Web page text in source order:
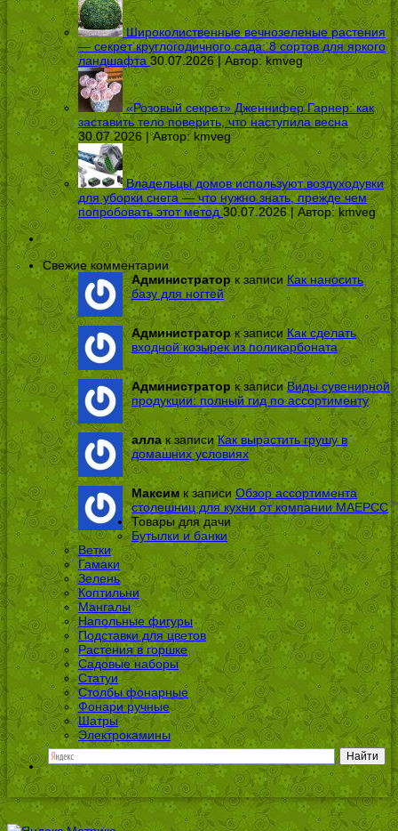
Широколиственные вечнозеленые растения
— секрет круглогодичного сада: 8 сортов для яркого
ландшафта 30.07.2026 | Автор:kmveg
«Розовый секрет» Дженнифер Гарнер: как
заставить тело поверить, что наступила весна
30.07.2026 | Автор: kmveg
Владельцы домов используют воздуходувки
для уборки снега — что нужно знать, прежде чем
попробовать этот метод 30.07.2026 | Автор:kmveg
Свежие комментарии
Администраторк записи Как наносить
базу для ногтей
Администраторк записи Как сделать
входной козырек из поликарбоната
Администратор к записиВиды сувенирной
продукции: полный гид по ассортименту
алла к записиКак вырастить грушу в
домашних условиях
Максим к записиОбзор ассортимента
столешниц для кухни от компании МАЕРСС
Товары для дачи
Бутылки и банки
Ветки
Гамаки
Зелень
Коптильни
Мангалы
Напольные фигуры
Подставки для цветов
Растения в горшке
Садовые наборы
Статуи
Столбы фонарные
Фонари ручные
Шатры
Электрокамины